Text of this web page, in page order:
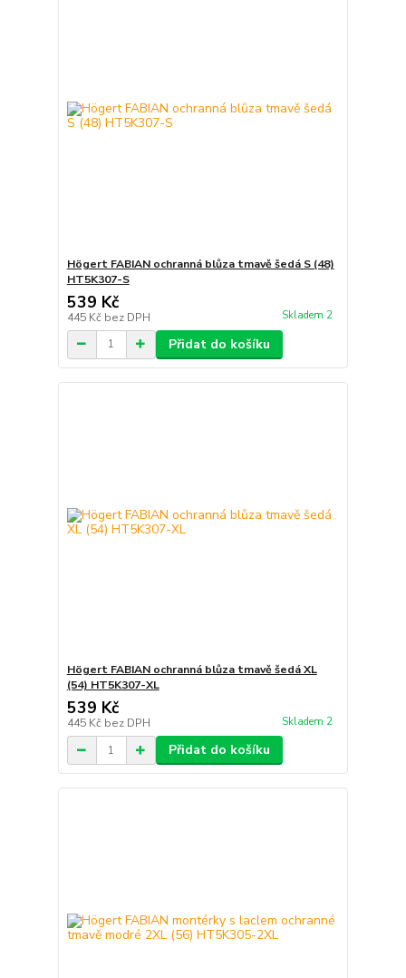
Högert FABIAN ochranná blůza tmavě šedá S (48)
HT5K307-S
539 Kč
445 Kč bez DPH Skladem 2
Přidat do košíku
Högert FABIAN ochranná blůza tmavě šedá XL
(54) HT5K307-XL
539 Kč
445 Kč bez DPH Skladem 2
Přidat do košíku